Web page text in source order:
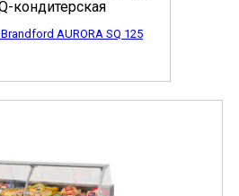
AURORA SQ 125